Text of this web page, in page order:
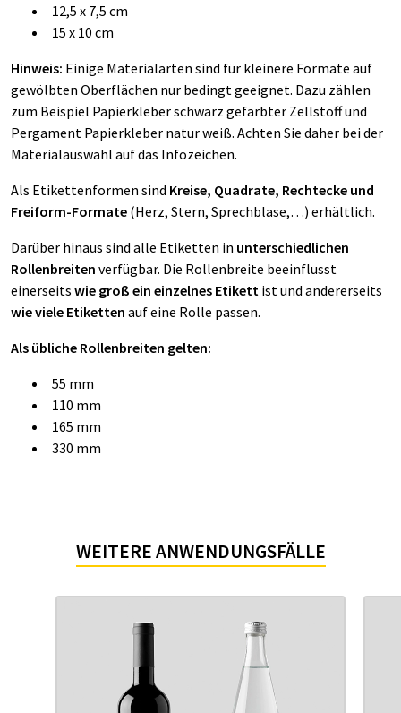
12,5 x 7,5 cm
15 x 10 cm
Hinweis: Einige Materialarten sind für kleinere Formate auf
gewölbten Oberflächen nur bedingt geeignet. Dazu zählen
zum Beispiel Papierkleber schwarz gefärbter Zellstoffund
Pergament Papierkleber natur weiß. Achten Sie daher bei der
Materialauswahl auf das Infozeichen.
Als Etikettenformen sind Kreise, Quadrate, Rechtecke und
Freiform-Formate (Herz, Stern, Sprechblase,…) erhältlich.
Darüber hinaus sind alle Etiketten in unterschiedlichen
Rollenbreiten verfügbar. Die Rollenbreite beeinflusst
einerseits wie groß ein einzelnes Etikett ist und andererseits
wie viele Etiketten auf eine Rolle passen.
Als übliche Rollenbreiten gelten:
55 mm
110 mm
165 mm
330 mm
WEITERE ANWENDUNGSFÄLLE